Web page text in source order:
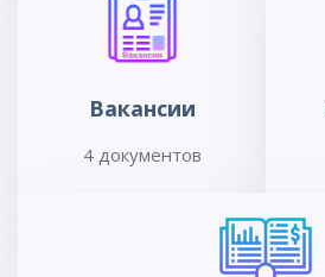
Вакансии
4 документов